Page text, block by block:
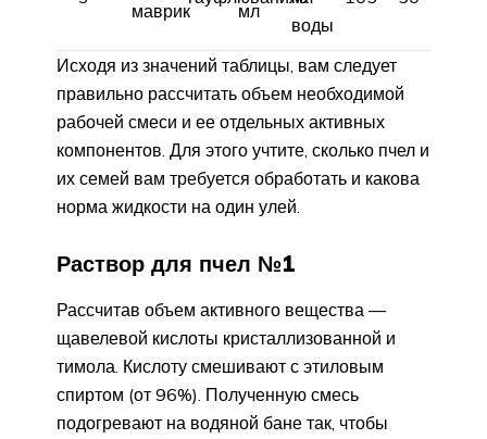
маврик мл
воды
Исходя из значений таблицы, вам следует
правильно рассчитать объем необходимой
рабочей смеси и ее отдельных активных
компонентов. Для этого учтите, сколько пчел и
их семей вам требуется обработать и какова
норма жидкости на один улей.
Раствор для пчел №1
Рассчитав объем активного вещества —
щавелевой кислоты кристаллизованной и
тимола. Кислоту смешивают с этиловым
спиртом (от 96%). Полученную смесь
подогревают на водяной бане так, чтобы